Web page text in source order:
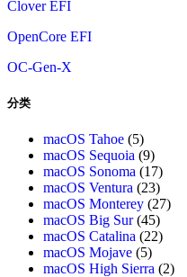
Clover EFI
OpenCore EFI
OC-Gen-X
分类
macOS Tahoe (5)
macOS Sequoia (9)
macOS Sonoma (17)
macOS Ventura (23)
macOS Monterey (27)
macOS Big Sur(45)
macOS Catalina (22)
macOS Mojave (5)
macOS High Sierra (2)